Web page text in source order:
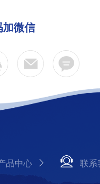
加微信
品中心 联系